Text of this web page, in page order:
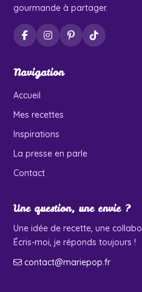
gourmande à partager.
Navigation
Accueil
Mes recettes
Inspirations
La presse en parle
Contact
Une question, une envie ?
Une idée de recette, une
Écris-moi, je réponds toujours !
contact@mariepop.fr